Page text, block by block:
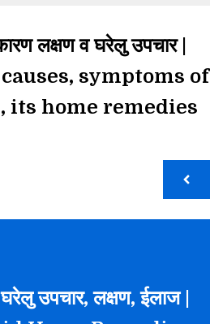
लक्षण व घरेलु उपचार |
symptoms of
its home remedies
उपचार, लक्षण, ईलाज |